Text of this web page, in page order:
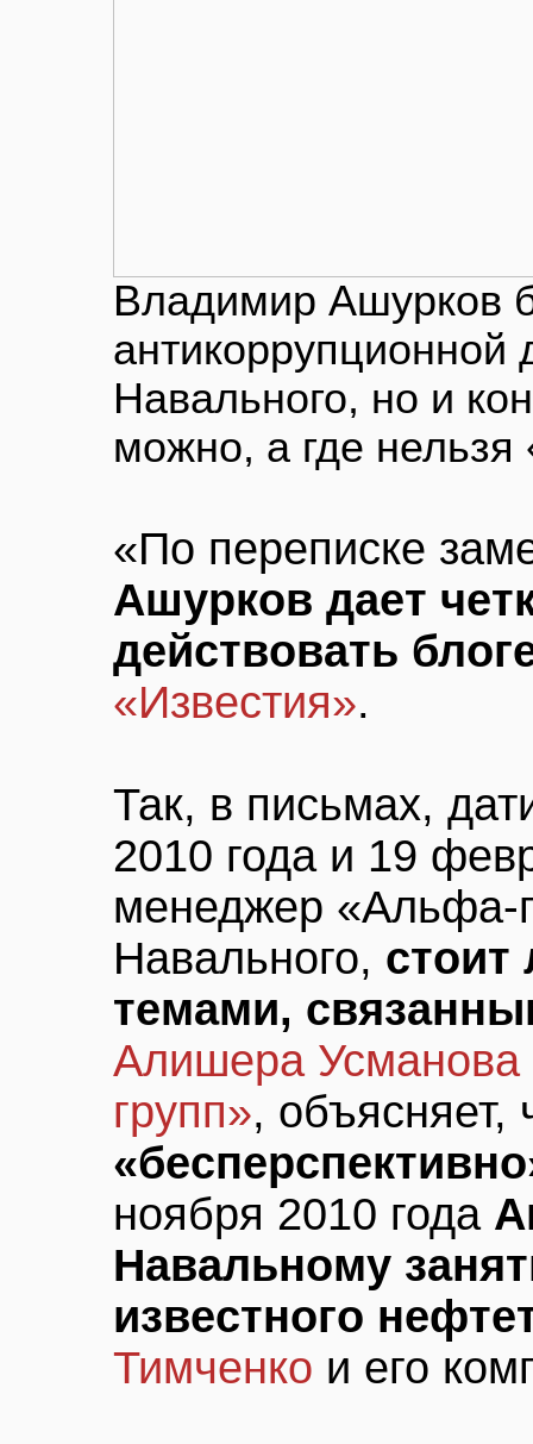
Владимир Ашурков
антикоррупционной
Навального, но и
можно, а где нельзя
«По переписке
Ашурков дает
действовать
«Известия».
Так, в письмах,
2010 года и 19
менеджер «Альфа-
Навального, стоит
темами,
Алишера Усманова
групп», объясняет,
ноября 2010 года
Навальному
известного
Тимченко и его